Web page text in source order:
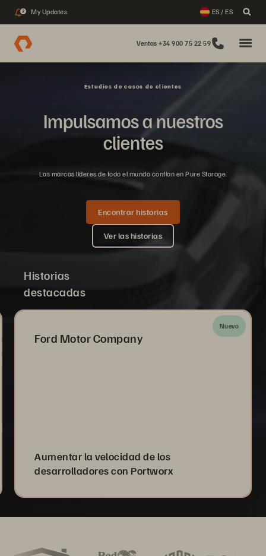
2 My Updates ES / ES
Ventas +34 900 75 22 59
Estudios de casos de clientes
Impulsamos a nuestros
clientes
Las marcas líderes de todo el mundo confían en Pure Storage.
Encontrar historias
Ver las historias
Historias
destacadas
Nuevo
Ford Motor Company
Aumentar la velocidad de los
desarrolladores con Portworx